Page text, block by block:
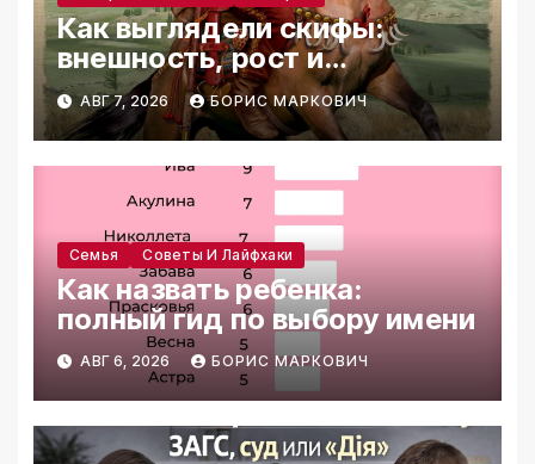
Как выглядели скифы:
внешность, рост и
реконструкции
АВГ 7, 2026 БОРИС МАРКОВИЧ
Семья Советы И Лайфхаки
Как назвать ребенка:
полный гид по выбору имени
АВГ 6, 2026 БОРИС МАРКОВИЧ